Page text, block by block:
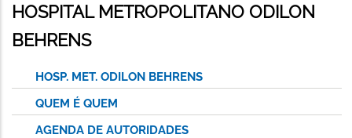
HOSPITAL METROPOLITANO ODILON
BEHRENS
HOSP. MET. ODILON BEHRENS
QUEM É QUEM
AGENDA DE AUTORIDADES